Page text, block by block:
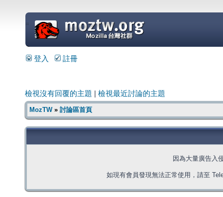
=
登入 註冊
檢視沒有回覆的主題 檢視最近討論的主題
MozTW» 討論區首頁
因為大量廣告入
如現有會員發現無法正常使用，請至